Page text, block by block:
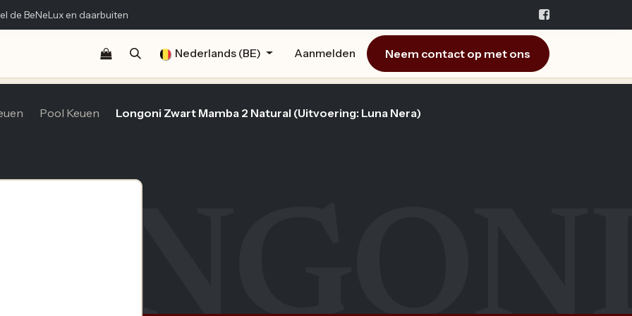
de BeNeLux en daarbuiten
Documentatie Publicaties Contact
Nederlands (BE) Aanmelden Neem contact op met ons
Pool Keuen Longoni Zwart Mamba 2 Natural (Uitvoering: Luna Nera)